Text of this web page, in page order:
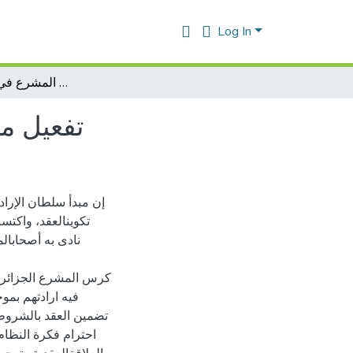
Log In
تفعيل مبدأ سلطان الارادة أمام تدخل المشرع في العقود المسماة
تفعيل
إن مبدأ سلطان
تكوينالعقد،
نادى به
كرس المشرع
احترام فكرة